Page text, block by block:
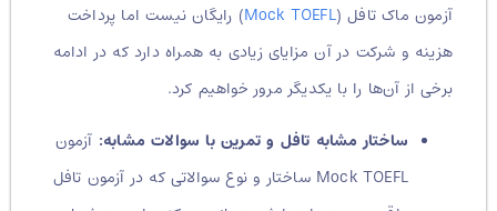
آزمون ماک تافل (Mock TOEFL) رایگان نیست اما پرداخت
هزینه و شرکت در آن مزایای زیادی به همراه دارد که در ادامه
برخی از آن‌ها را با یکدیگر مرور خواهیم کرد.
ساختار مشابه تافل و تمرین با سوالات مشابه:آزمون
Mock TOEFL ساختار و نوع سوالاتی که در آزمون تافل